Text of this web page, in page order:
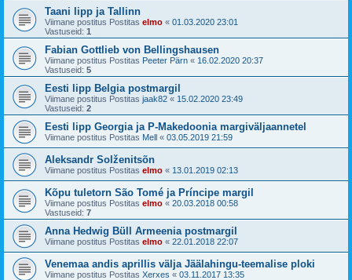
Taani lipp ja Tallinn
Viimane postitus Postitas elmo « 01.03.2020 23:01
Vastuseid: 1
Fabian Gottlieb von Bellingshausen
Viimane postitus Postitas Peeter Pärn « 16.02.2020 20:37
Vastuseid: 5
Eesti lipp Belgia postmargil
Viimane postitus Postitas jaak82 « 15.02.2020 23:49
Vastuseid: 2
Eesti lipp Georgia ja P-Makedoonia margiväljaannetel
Viimane postitus Postitas Mell « 03.05.2019 21:59
Aleksandr Solženitsõn
Viimane postitus Postitas elmo « 13.01.2019 02:13
Kõpu tuletorn São Tomé ja Príncipe margil
Viimane postitus Postitas elmo « 20.03.2018 00:58
Vastuseid: 7
Anna Hedwig Büll Armeenia postmargil
Viimane postitus Postitas elmo « 22.01.2018 22:07
Venemaa andis aprillis välja Jäälahingu-teemalise ploki
Viimane postitus Postitas Xerxes « 03.11.2017 13:35